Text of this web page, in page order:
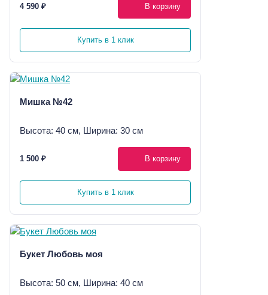
4 590 ₽ В корзину
Купить в 1 клик
Мишка №42
Высота: 40 см, Ширина: 30 см
1 500 ₽ В корзину
Купить в 1 клик
Букет Любовь моя
Высота: 50 см, Ширина: 40 см